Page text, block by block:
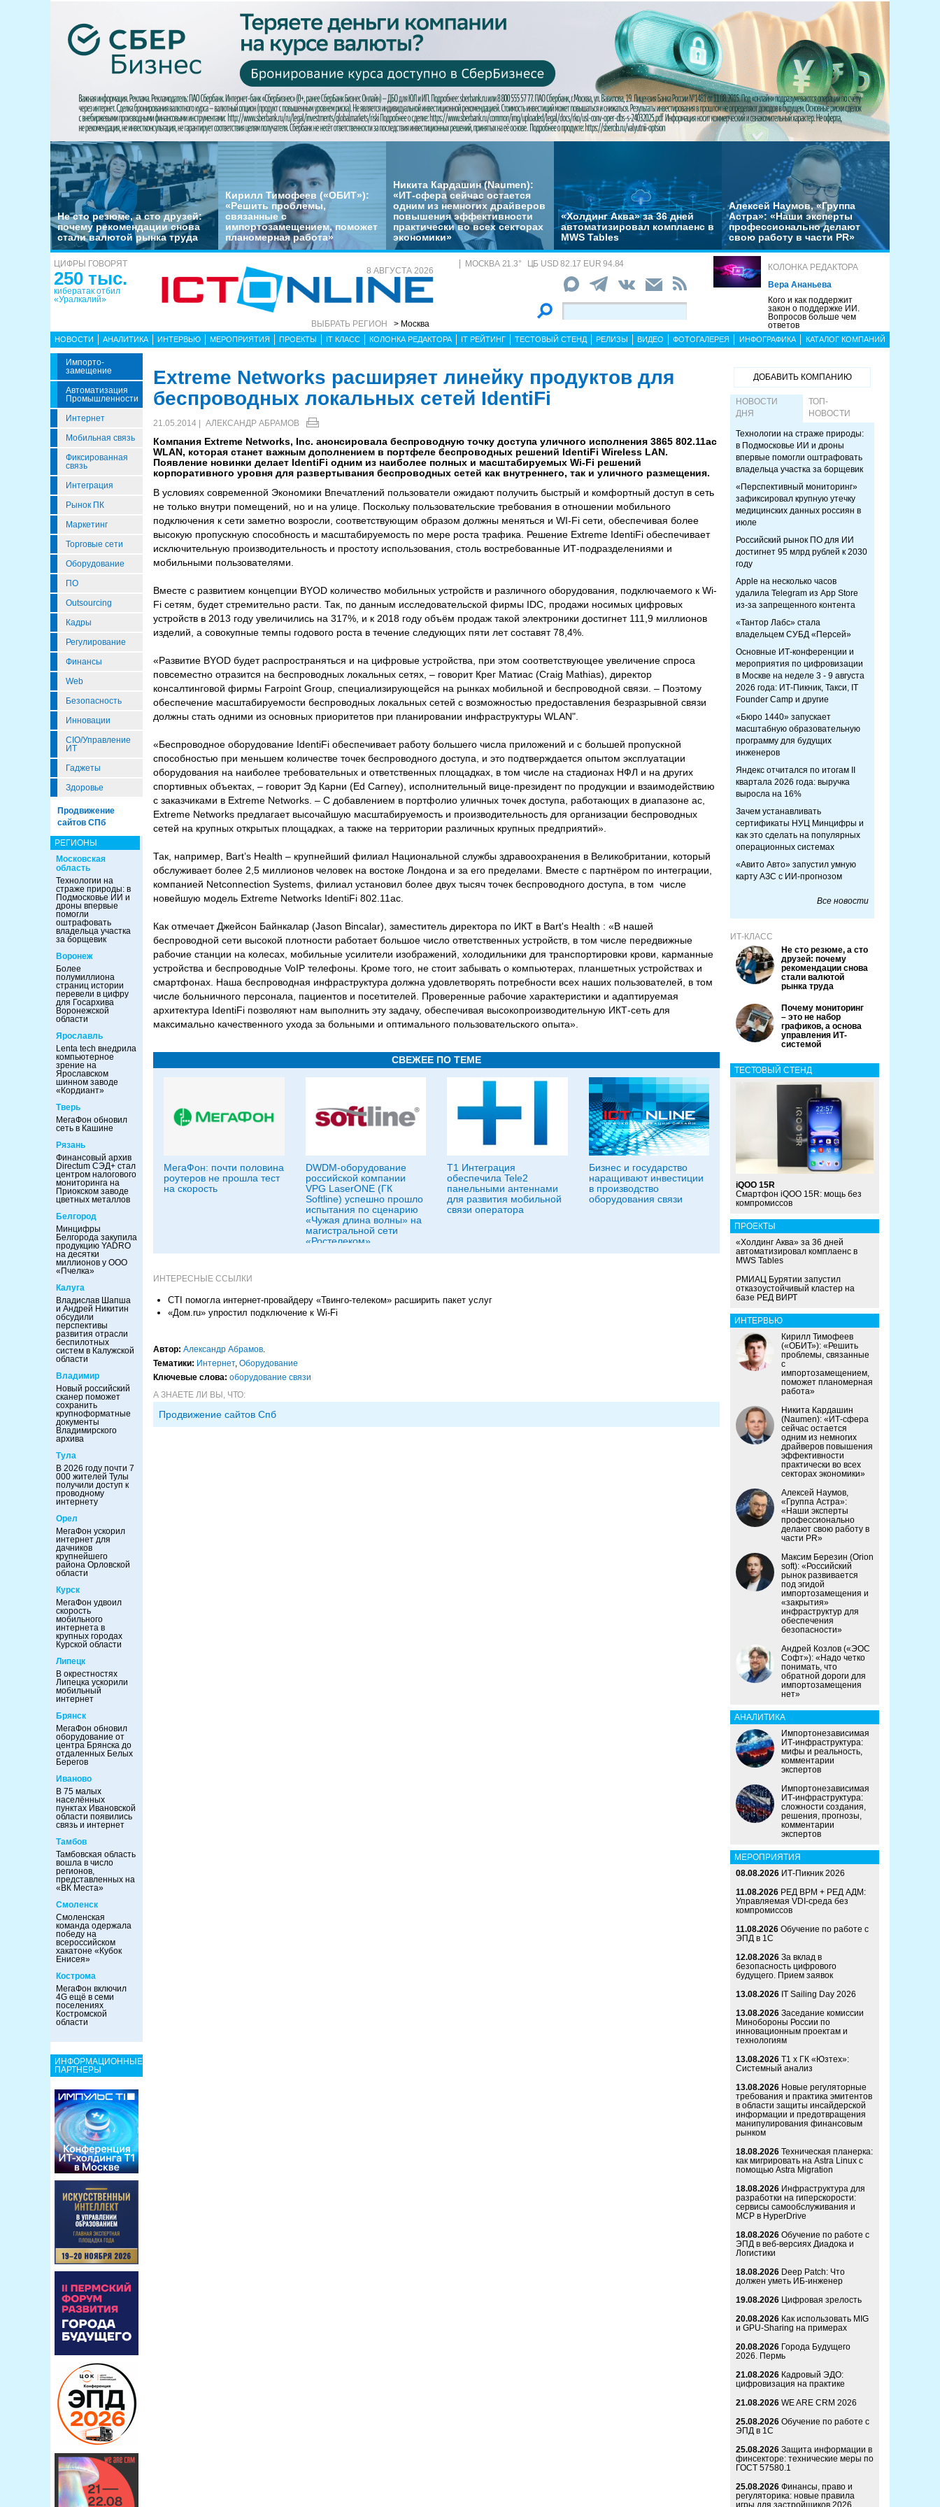
Не сто резюме, а сто друзей:
почему рекомендации снова
стали валютой рынка труда
Кирилл Тимофеев («ОБИТ»):
«Решить проблемы,
связанные с
импортозамещением, поможет
планомерная работа»
Никита Кардашин (Naumen):
«ИТ-сфера сейчас остается
одним из немногих драйверов
повышения эффективности
практически во всех секторах
экономики»
«Холдинг Аква» за 36 дней
автоматизировал комплаенс в
MWS Tables
Алексей Наумов, «Группа
Астра»: «Наши эксперты
профессионально делают
свою работу в части PR»
ЦИФРЫ ГОВОРЯТ
250 тыс.
кибератак отбил
«Уралкалий»
8 АВГУСТА 2026
ВЫБРАТЬ РЕГИОН > Москва
МОСКВА 21.3° ЦБ USD 82.17 EUR 94.84
КОЛОНКА РЕДАКТОРА
Вера Ананьева
Кого и как поддержит
закон о поддержке ИИ.
Вопросов больше чем
ответов
НОВОСТИ АНАЛИТИКА ИНТЕРВЬЮ МЕРОПРИЯТИЯ ПРОЕКТЫ IT КЛАСС КОЛОНКА РЕДАКТОРА IT РЕЙТИНГ ТЕСТОВЫЙ СТЕНД РЕЛИЗЫ ВИДЕО ФОТОГАЛЕРЕЯ ИНФОГРАФИКА КАТАЛОГ КОМПАНИЙ
Импорто­
Замещение
Автоматизация
Промышленности
Интернет
Мобильная связь
Фиксированная
связь
Интеграция
Рынок ПК
Маркетинг
Торговые сети
Оборудование
ПО
Outsourcing
Кадры
Регулирование
Финансы
Web
Безопасность
Инновации
CIO/Управление
ИТ
Гаджеты
Здоровье
Продвижение
сайтов СПб
РЕГИОНЫ
Московская
область
Технологии на
страже природы: в
Подмосковье ИИ и
дроны впервые
помогли
оштрафовать
владельца участка
за борщевик
Воронеж
Более
полумиллиона
страниц истории
перевели в цифру
для Госархива
Воронежской
области
Ярославль
Lenta tech внедрила
компьютерное
зрение на
Ярославском
шинном заводе
«Кордиант»
Тверь
МегаФон обновил
сеть в Кашине
Рязань
Финансовый архив
Directum СЭД+ стал
центром налогового
мониторинга на
Приокском заводе
цветных металлов
Белгород
Минцифры
Белгорода закупила
продукцию YADRO
на десятки
миллионов у ООО
«Пчелка»
Калуга
Владислав Шапша
и Андрей Никитин
обсудили
перспективы
развития отрасли
беспилотных
систем в Калужской
области
Владимир
Новый российский
сканер поможет
сохранить
крупноформатные
документы
Владимирского
архива
Тула
В 2026 году почти 7
000 жителей Тулы
получили доступ к
проводному
интернету
Орел
МегаФон ускорил
интернет для
дачников
крупнейшего
района Орловской
области
Курск
МегаФон удвоил
скорость
мобильного
интернета в
крупных городах
Курской области
Липецк
В окрестностях
Липецка ускорили
мобильный
интернет
Брянск
МегаФон обновил
оборудование от
центра Брянска до
отдаленных Белых
Берегов
Иваново
В 75 малых
населённых
пунктах Ивановской
области появились
связь и интернет
Тамбов
Тамбовская область
вошла в число
регионов,
представленных на
«ВК Места»
Смоленск
Смоленская
команда одержала
победу на
всероссийском
хакатоне «Кубок
Енисея»
Кострома
МегаФон включил
4G ещё в семи
поселениях
Костромской
области
ИНФОРМАЦИОННЫЕ
ПАРТНЕРЫ
Extreme Networks расширяет линейку продуктов для
беспроводных локальных сетей IdentiFi
21.05.2014 | АЛЕКСАНДР АБРАМОВ
Компания Extreme Networks, Inc. анонсировала беспроводную точку доступа уличного исполнения 3865 802.11ac
WLAN, которая станет важным дополнением в портфеле беспроводных решений IdentiFi Wireless LAN.
Появление новинки делает IdentiFi одним из наиболее полных и масштабируемых Wi-Fi решений
корпоративного уровня для развертывания беспроводных сетей как внутреннего, так и уличного размещения.
В условиях современной Экономики Впечатлений пользователи ожидают получить быстрый и комфортный доступ в сеть
не только внутри помещений, но и на улице. Поскольку пользовательские требования в отношении мобильного
подключения к сети заметно возросли, соответствующим образом должны меняться и WI-Fi сети, обеспечивая более
высокую пропускную способность и масштабируемость по мере роста трафика. Решение Extreme IdentiFi обеспечивает
исключительную производительность и простоту использования, столь востребованные ИТ-подразделениями и
мобильными пользователями.
Вместе с развитием концепции BYOD количество мобильных устройств и различного оборудования, подключаемого к Wi-
Fi сетям, будет стремительно расти. Так, по данным исследовательской фирмы IDC, продажи носимых цифровых
устройств в 2013 году увеличились на 317%, и к 2018 году объём продаж такой электроники достигнет 111,9 миллионов
изделий, а совокупные темпы годового роста в течение следующих пяти лет составят 78,4%.
«Развитие BYOD будет распространяться и на цифровые устройства, при этом соответствующее увеличение спроса
повсеместно отразится на беспроводных локальных сетях, – говорит Крег Матиас (Craig Mathias), директор
консалтинговой фирмы Farpoint Group, специализирующейся на рынках мобильной и беспроводной связи. – Поэтому
обеспечение масштабируемости беспроводных локальных сетей с возможностью предоставления безразрывной связи
должны стать одними из основных приоритетов при планировании инфраструктуры WLAN".
«Беспроводное оборудование IdentiFi обеспечивает работу большего числа приложений и с большей пропускной
способностью при меньшем количестве точек беспроводного доступа, и это подтверждается опытом эксплуатации
оборудования на наиболее требовательных и ответственных площадках, в том числе на стадионах НФЛ и на других
спортивных объектах, – говорит Эд Карни (Ed Carney), исполнительный вице-президент по продукции и взаимодействию
с заказчиками в Extreme Networks. – С добавлением в портфолио уличных точек доступа, работающих в диапазоне ac,
Extreme Networks предлагает высочайшую масштабируемость и производительность для организации беспроводных
сетей на крупных открытых площадках, а также на территории различных крупных предприятий».
Так, например, Bart’s Health – крупнейший филиал Национальной службы здравоохранения в Великобритании, который
обслуживает более 2,5 миллионов человек на востоке Лондона и за его пределами. Вместе с партнёром по интеграции,
компанией Netconnection Systems, филиал установил более двух тысяч точек беспроводного доступа, в том числе
новейшую модель Extreme Networks IdentiFi 802.11ac.
Как отмечает Джейсон Байнкалар (Jason Bincalar), заместитель директора по ИКТ в Bart's Health : «В нашей
беспроводной сети высокой плотности работает большое число ответственных устройств, в том числе передвижные
рабочие станции на колесах, мобильные усилители изображений, холодильники для транспортировки крови, карманные
устройства и беспроводные VoIP телефоны. Кроме того, не стоит забывать о компьютерах, планшетных устройствах и
смартфонах. Наша беспроводная инфраструктура должна удовлетворять потребности всех наших пользователей, в том
числе больничного персонала, пациентов и посетителей. Проверенные рабочие характеристики и адаптируемая
архитектура IdentiFi позволяют нам выполнить эту задачу, обеспечивая высокопроизводительную ИКТ-сеть для
максимально качественного ухода за больными и оптимального пользовательского опыта».
СВЕЖЕЕ ПО ТЕМЕ
МегаФон: почти половина
роутеров не прошла тест
на скорость
DWDM-оборудование
российской компании
VPG LaserONE (ГК
Softline) успешно прошло
испытания по сценарию
«Чужая длина волны» на
магистральной сети
«Ростелеком»
Т1 Интеграция
обеспечила Tele2
панельными антеннами
для развития мобильной
связи оператора
Бизнес и государство
наращивают инвестиции
в производство
оборудования связи
ИНТЕРЕСНЫЕ ССЫЛКИ
CTI помогла интернет-провайдеру «Твинго-телеком» расширить пакет услуг
«Дом.ru» упростил подключение к Wi-Fi
Автор: Александр Абрамов.
Тематики: Интернет, Оборудование
Ключевые слова: оборудование связи
А ЗНАЕТЕ ЛИ ВЫ, ЧТО:
Продвижение сайтов Спб
ДОБАВИТЬ КОМПАНИЮ
НОВОСТИ
ДНЯ
ТОП-
НОВОСТИ
Технологии на страже природы:
в Подмосковье ИИ и дроны
впервые помогли оштрафовать
владельца участка за борщевик
«Перспективный мониторинг»
зафиксировал крупную утечку
медицинских данных россиян в
июле
Российский рынок ПО для ИИ
достигнет 95 млрд рублей к 2030
году
Apple на несколько часов
удалила Telegram из App Store
из-за запрещенного контента
«Тантор Лабс» стала
владельцем СУБД «Персей»
Основные ИТ-конференции и
мероприятия по цифровизации
в Москве на неделе 3 - 9 августа
2026 года: ИТ-Пикник, Такси, IT
Founder Camp и другие
«Бюро 1440» запускает
масштабную образовательную
программу для будущих
инженеров
Яндекс отчитался по итогам II
квартала 2026 года: выручка
выросла на 16%
Зачем устанавливать
сертификаты НУЦ Минцифры и
как это сделать на популярных
операционных системах
«Авито Авто» запустил умную
карту АЗС с ИИ-прогнозом
Все новости
ИТ-КЛАСС
Не сто резюме, а сто
друзей: почему
рекомендации снова
стали валютой
рынка труда
Почему мониторинг
– это не набор
графиков, а основа
управления ИТ-
системой
ТЕСТОВЫЙ СТЕНД
iQOO 15R
Смартфон iQOO 15R: мощь без
компромиссов
ПРОЕКТЫ
«Холдинг Аква» за 36 дней
автоматизировал комплаенс в
MWS Tables
РМИАЦ Бурятии запустил
отказоустойчивый кластер на
базе РЕД ВИРТ
ИНТЕРВЬЮ
Кирилл Тимофеев
(«ОБИТ»): «Решить
проблемы, связанные
с
импортозамещением,
поможет планомерная
работа»
Никита Кардашин
(Naumen): «ИТ-сфера
сейчас остается
одним из немногих
драйверов повышения
эффективности
практически во всех
секторах экономики»
Алексей Наумов,
«Группа Астра»:
«Наши эксперты
профессионально
делают свою работу в
части PR»
Максим Березин (Orion
soft): «Российский
рынок развивается
под эгидой
импортозамещения и
«закрытия»
инфраструктур для
обеспечения
безопасности»
Андрей Козлов («ЭОС
Софт»): «Надо четко
понимать, что
обратной дороги для
импортозамещения
нет»
АНАЛИТИКА
Импортонезависимая
ИТ-инфраструктура:
мифы и реальность,
комментарии
экспертов
Импортонезависимая
ИТ-инфраструктура:
сложности создания,
решения, прогнозы,
комментарии
экспертов
МЕРОПРИЯТИЯ
08.08.2026 ИТ-Пикник 2026
11.08.2026 РЕД ВРМ + РЕД АДМ:
Управляемая VDI-среда без
компромиссов
11.08.2026 Обучение по работе с
ЭПД в 1С
12.08.2026 За вклад в
безопасность цифрового
будущего. Прием заявок
13.08.2026 IT Sailing Day 2026
13.08.2026 Заседание комиссии
Минобороны России по
инновационным проектам и
технологиям
13.08.2026 Т1 x ГК «Юзтех»:
Системный анализ
13.08.2026 Новые регуляторные
требования и практика эмитентов
в области защиты инсайдерской
информации и предотвращения
манипулирования финансовым
рынком
18.08.2026 Техническая планерка:
как мигрировать на Astra Linux с
помощью Astra Migration
18.08.2026 Инфраструктура для
разработки на гиперскорости:
сервисы самообслуживания и
MCP в HyperDrive
18.08.2026 Обучение по работе с
ЭПД в веб-версиях Диадока и
Логистики
18.08.2026 Deep Patch: Что
должен уметь ИБ-инженер
19.08.2026 Цифровая зрелость
20.08.2026 Как использовать MIG
и GPU-Sharing на примерах
20.08.2026 Города Будущего
2026. Пермь
21.08.2026 Кадровый ЭДО:
цифровизация на практике
21.08.2026 WE ARE CRM 2026
25.08.2026 Обучение по работе с
ЭПД в 1С
25.08.2026 Защита информации в
финсекторе: технические меры по
ГОСТ 57580.1
25.08.2026 Финансы, право и
регуляторика: новые правила